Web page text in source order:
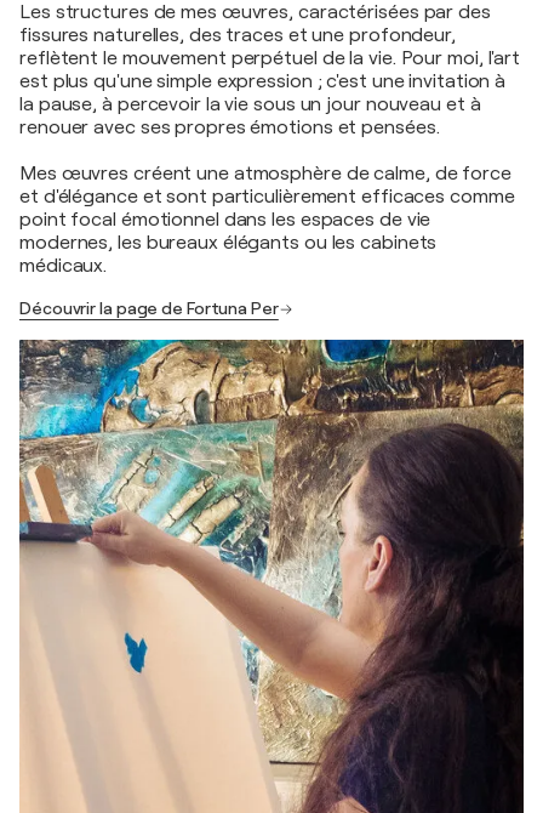
Les structures de mes œuvres, caractérisées par des
fissures naturelles, des traces et une profondeur,
reflètent le mouvement perpétuel de la vie. Pour moi, l'art
est plus qu'une simple expression ; c'est une invitation à
la pause, à percevoir la vie sous un jour nouveau et à
renouer avec ses propres émotions et pensées.
Mes œuvres créent une atmosphère de calme, de force
et d'élégance et sont particulièrement efficaces comme
point focal émotionnel dans les espaces de vie
modernes, les bureaux élégants ou les cabinets
médicaux.
Découvrir la page de Fortuna Per